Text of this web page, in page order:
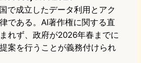
で成立したデータ利用とアク
である。AI著作権に関する直
れず、政府が2026年春までに
案を行うことが義務付けられ